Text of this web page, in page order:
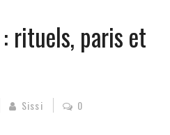
rituels, paris et
Sissi 0